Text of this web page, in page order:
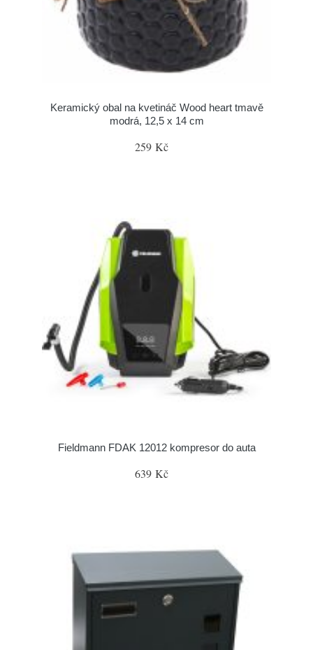
Keramický obal na kvetináč Wood heart tmavě
modrá, 12,5 x 14 cm
259 Kč
Fieldmann FDAK 12012 kompresor do auta
639 Kč